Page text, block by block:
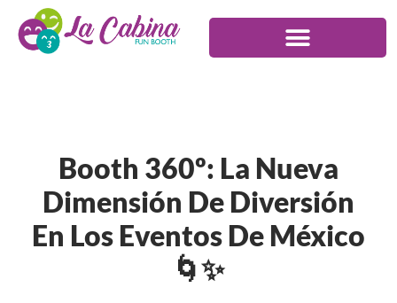
Booth 360º: La Nueva
Dimensión De Diversión
En Los Eventos De México
🌀✨